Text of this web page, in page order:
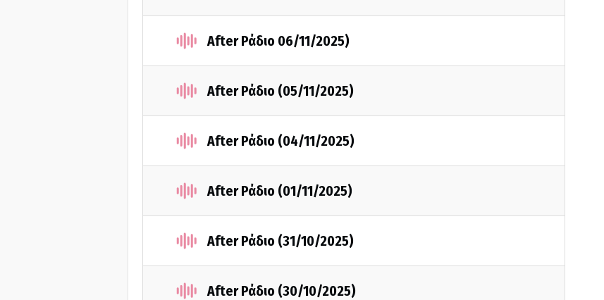
After Ράδιο 06/11/2025)
After Ράδιο (05/11/2025)
After Ράδιο (04/11/2025)
After Ράδιο (01/11/2025)
After Ράδιο (31/10/2025)
After Ράδιο (30/10/2025)